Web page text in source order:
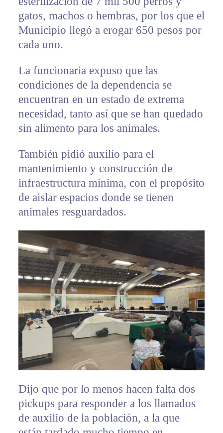
gatos, machos o hembras, por los que el
Municipio llegó a erogar 650 pesos por
cada uno.
La funcionaria expuso que las
condiciones de la dependencia se
encuentran en un estado de extrema
necesidad, tanto así que se han quedado
sin alimento para los animales.
También pidió auxilio para el
mantenimiento y construcción de
infraestructura mínima, con el propósito
de aislar espacios donde se tienen
animales resguardados.
Dijo que por lo menos hacen falta dos
pickups para responder a los llamados
de auxilio de la población, a la que